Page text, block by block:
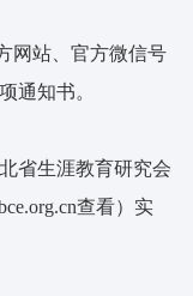
网站、官方微信号
通知书。
省生涯教育研究会
查看）实